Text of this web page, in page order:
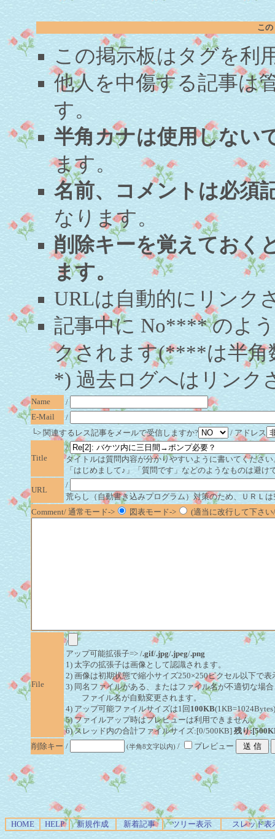
こ
この掲示板はタグを利
他人を中傷する記事は
す。
半角カナは使用しない
ます。
名前、コメントは必須
なります。
削除キーを覚えておく
ます。
URLは自動的にリンク
記事中に No**** のよ
クされます(****は半角
*) 過去ログへはリンク
Name
/
E-Mail
/
└> 関連するレス記事をメールで受信しますか?
/ アドレス
Title
/
タイトルは質問内容が分かりやすいように書いてください
「はじめまして♪」「質問です」などのようなものは避け
URL
/
荒らし（自動書き込みプログラム）対策のため、ＵＲＬ
Comment/ 通常モード->
図表モード-> (適当に改行して下さ
File
/
アップ可能拡張子=> /.gif/.jpg/.jpeg/.png
1) 太字の拡張子は画像として認識されます。
2) 画像は初期状態で縮小サイズ250×250ピクセル以下で表
3) 同名ファイルがある、またはファイル名が不適切な場
ファイル名が自動変更されます。
4) アップ可能ファイルサイズは1回 100KB
5) ファイルアップ時はプレビューは利用できません。
6) スレッド内の合計ファイルサイズ:[0/500KB] 残り
削除キー / (半角8文字以内) / プレビュー
HOME HELP 新規作成 新着記事 ツリー表示 スレッド表